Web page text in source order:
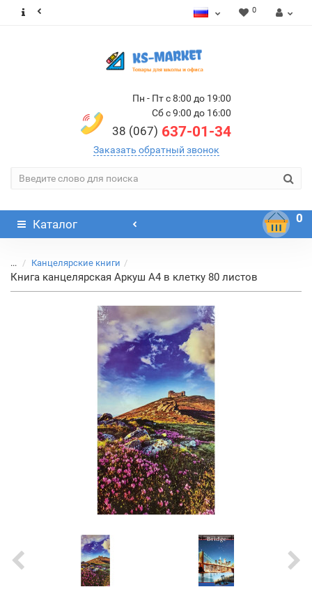
0
Пн - Пт с 8:00 до 19:00
Сб с 9:00 до 16:00
38 (067) 637-01-34
Заказать обратный звонок
Каталог 0
... Канцелярские книги
Книга канцелярская Аркуш А4 в клетку 80 листов